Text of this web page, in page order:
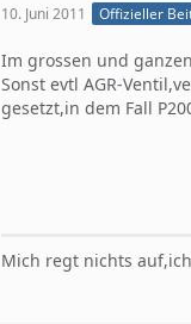
10. Juni 2011 Offizieller
Im grossen und
Sonst evtl AGR-
gesetzt,in dem Fall
Mich regt nichts